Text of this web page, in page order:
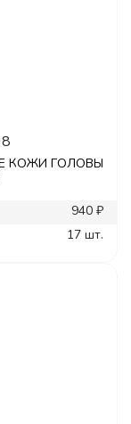
КОЖИ ГОЛОВЫ
940 ₽
17 шт.